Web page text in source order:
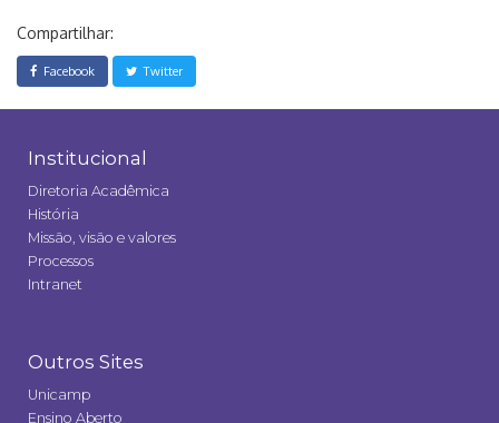
Compartilhar:
Facebook Twitter
Institucional
Diretoria Acadêmica
História
Missão, visão e valores
Processos
Intranet
Outros Sites
Unicamp
Ensino Aberto